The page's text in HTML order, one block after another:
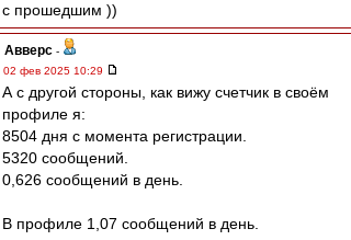
с прошедшим ))
Авверс -
02 фев 2025 10:29
А с другой стороны, как вижу счетчик в своём
профиле я:
8504 дня с момента регистрации.
5320 сообщений.
0,626 сообщений в день.
В профиле 1,07 сообщений в день.